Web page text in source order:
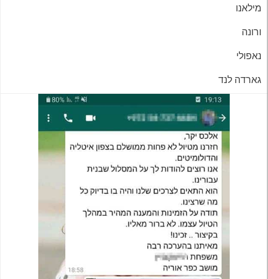
מילאנו
ורונה
נאפולי
גארדה לנד